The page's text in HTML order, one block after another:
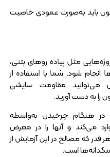
باید به‌صورت عمودی خاصیت
مثل پیاده رو‌های بتنی،
انجام شود. شما با استفاده از
مقاومت سایشی
را به دست آورید.
در هنگام چرخیدن به‌واسطه
می‌کند و آنها را در معرض
که مصالح در این آزمایش از
است.